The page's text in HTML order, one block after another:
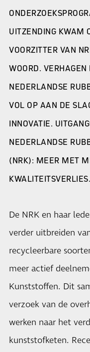
UITZENDING KWAM
VOORZITTER VAN
WOORD.
NEDERLANDSE
VOL OP AAN DE
INNOVATIE.
NEDERLANDSE
(NRK): MEER MET
KWALITEITSVERLIES.
De NRK en haar
verder uitbreiden
recycleerbare
meer actief
Kunststoffen. Dit
verzoek van de
werken naar het
kunststofketen.